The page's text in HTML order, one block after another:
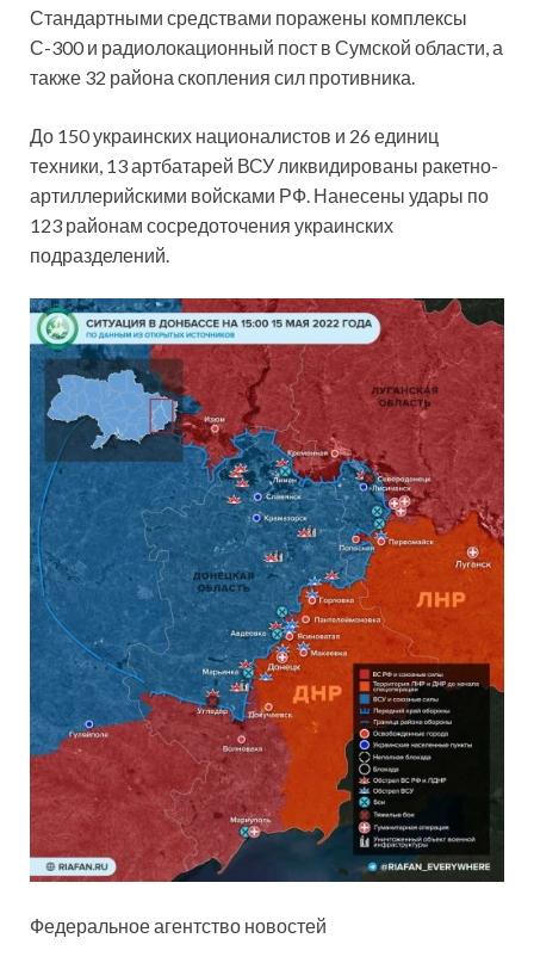
Стандартными средствами поражены комплексы
С-300 и радиолокационный пост в Сумской области, а
также 32 района скопления сил противника.
До 150 украинских националистов и 26 единиц
техники, 13 артбатарей ВСУ ликвидированы ракетно-
артиллерийскими войсками РФ. Нанесены удары по
123 районам сосредоточения украинских
подразделений.
Федеральное агентство новостей